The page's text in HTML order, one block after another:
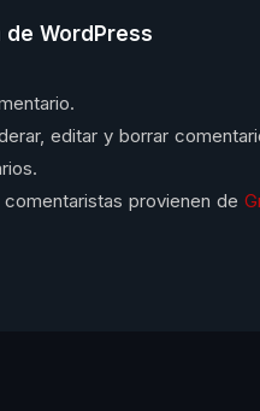
WordPress
editar y borrar
provienen de